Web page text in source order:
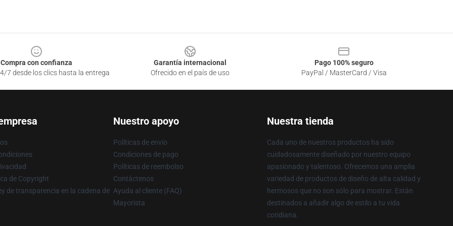
Compra con confianza
7 desde los clics hasta la entrega
Garantía internacional
Ofrecido en el país de uso
Pago 100% seguro
PayPal / MasterCard / Visa
de Copyright
de transparencia en la cadena de
Nuestro apoyo
Políticas de envío
Condiciones de pago
Políticas de reembolso
Contáctenos
Ayuda al cliente (FAQ)
Mayorista
Nuestra tienda
Cada uno de nuestros productos ha sido
cuidadosamente diseñado por nuestro equipo
apasionado y talentoso. Ofrecemos una amplia
variedad de productos de diseño de alta calidad y
hermosos que no son sólo para mostrar. Están
destinados a añadir algo de estilo a tu vida
cotidiana.